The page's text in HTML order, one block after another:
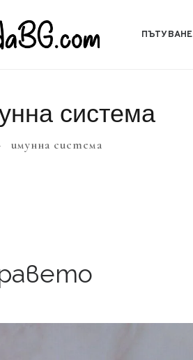
ПЪТУВАНЕ
система
имунна система